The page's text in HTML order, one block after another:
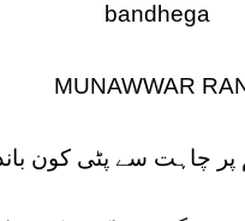
bandhega
MUNAWWAR